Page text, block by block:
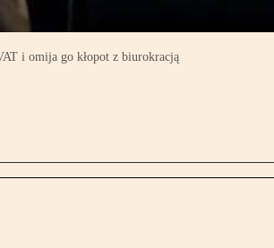
i omija go kłopot z biurokracją